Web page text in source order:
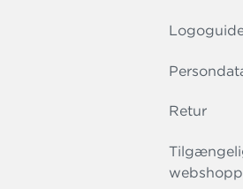
Retur